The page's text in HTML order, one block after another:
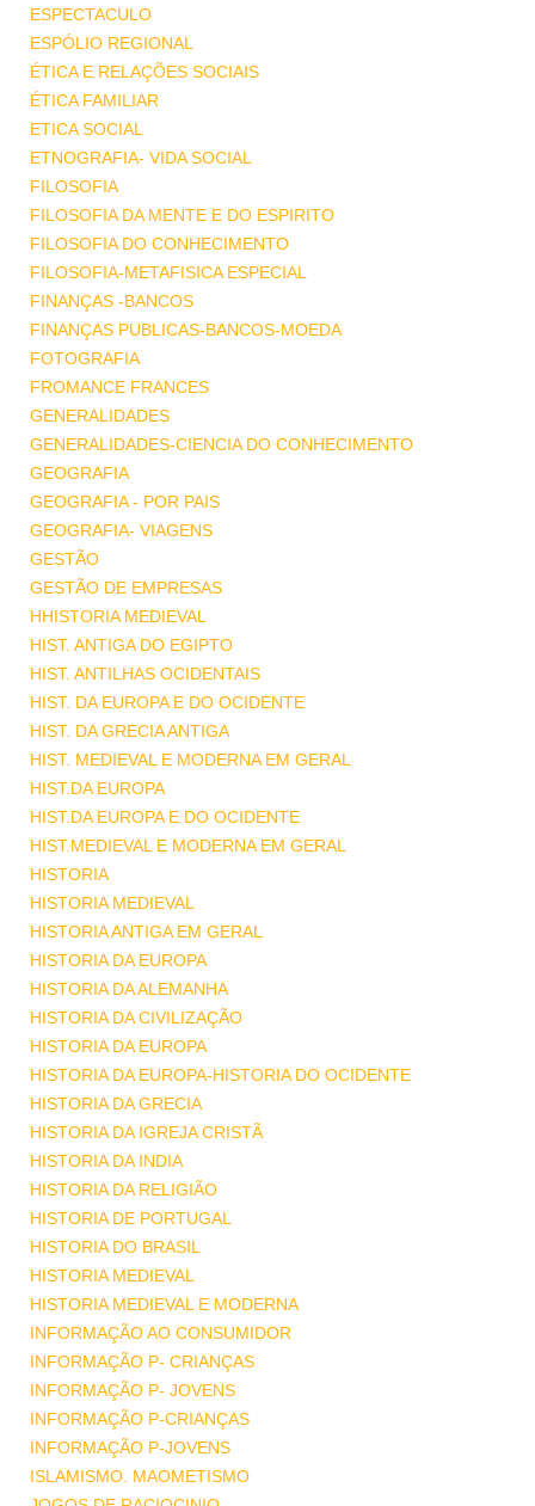
ESPECTACULO
ESPÓLIO REGIONAL
ÉTICA E RELAÇÕES SOCIAIS
ÉTICA FAMILIAR
ETICA SOCIAL
ETNOGRAFIA- VIDA SOCIAL
FILOSOFIA
FILOSOFIA DA MENTE E DO ESPIRITO
FILOSOFIA DO CONHECIMENTO
FILOSOFIA-METAFISICA ESPECIAL
FINANÇAS -BANCOS
FINANÇAS PUBLICAS-BANCOS-MOEDA
FOTOGRAFIA
FROMANCE FRANCES
GENERALIDADES
GENERALIDADES-CIENCIA DO CONHECIMENTO
GEOGRAFIA
GEOGRAFIA - POR PAIS
GEOGRAFIA- VIAGENS
GESTÃO
GESTÃO DE EMPRESAS
HHISTORIA MEDIEVAL
HIST. ANTIGA DO EGIPTO
HIST. ANTILHAS OCIDENTAIS
HIST. DA EUROPA E DO OCIDENTE
HIST. DA GRECIA ANTIGA
HIST. MEDIEVAL E MODERNA EM GERAL
HIST.DA EUROPA
HIST.DA EUROPA E DO OCIDENTE
HIST.MEDIEVAL E MODERNA EM GERAL
HISTORIA
HISTORIA MEDIEVAL
HISTORIA ANTIGA EM GERAL
HISTORIA DA EUROPA
HISTORIA DA ALEMANHA
HISTORIA DA CIVILIZAÇÃO
HISTORIA DA EUROPA
HISTORIA DA EUROPA-HISTORIA DO OCIDENTE
HISTORIA DA GRECIA
HISTORIA DA IGREJA CRISTÃ
HISTORIA DA INDIA
HISTORIA DA RELIGIÃO
HISTORIA DE PORTUGAL
HISTORIA DO BRASIL
HISTORIA MEDIEVAL
HISTORIA MEDIEVAL E MODERNA
INFORMAÇÃO AO CONSUMIDOR
INFORMAÇÃO P- CRIANÇAS
INFORMAÇÃO P- JOVENS
INFORMAÇÃO P-CRIANÇAS
INFORMAÇÃO P-JOVENS
ISLAMISMO. MAOMETISMO